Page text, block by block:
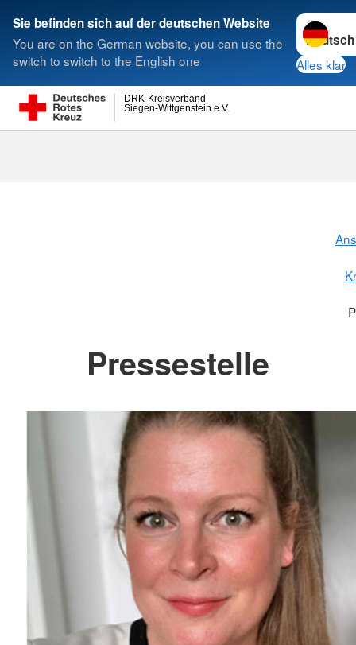
Sie befinden sich auf der deutschen Website
You are on the German website, you can use the
switch to switch to the English one
Sprache
Alles klar
Siegen-Wittgenstein e.V.
DRK-Kreisverband
Suche
Pressestelle